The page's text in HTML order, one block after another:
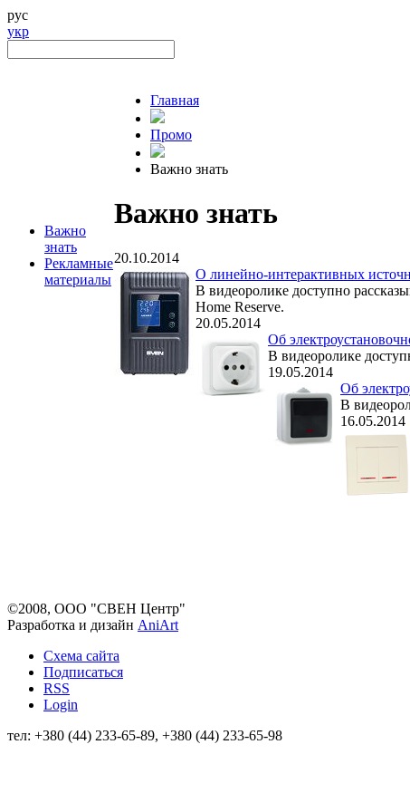
рус
укр
Важно
знать
Рекламные
материалы
Главная
Промо
Важно знать
Важно знать
20.10.2014
О линейно-интерактивных
В видеоролике доступно
Home Reserve.
20.05.2014
Об
В видеоролике
19.05.2014
Об
В
16.05.2014
©2008, ООО "СВЕН Центр"
Разработка и дизайн AniArt
Схема сайта
Подписаться
RSS
Login
тел: +380 (44) 233-65-89, +380 (44) 233-65-98